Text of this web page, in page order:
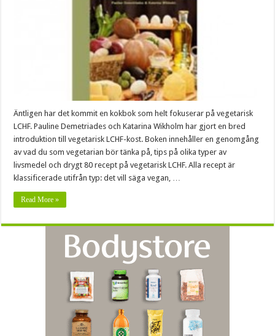
Äntligen har det kommit en kokbok som helt fokuserar på vegetarisk
LCHF. Pauline Demetriades och Katarina Wikholm har gjort en bred
introduktion till vegetarisk LCHF-kost. Boken innehåller en genomgång
av vad du som vegetarian bör tänka på, tips på olika typer av
livsmedel och drygt 80 recept på vegetarisk LCHF. Alla recept är
klassificerade utifrån typ: det vill säga vegan, …
Read More »